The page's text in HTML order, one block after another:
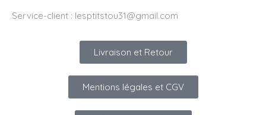
Service-client : lesptitstou31@gmail.com
Livraison et Retour
Mentions légales et CGV